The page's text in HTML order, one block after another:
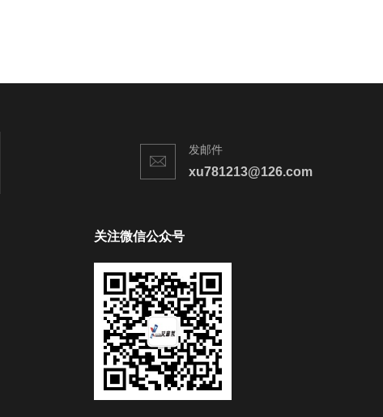
发邮件
xu781213@126.com
关注微信公众号